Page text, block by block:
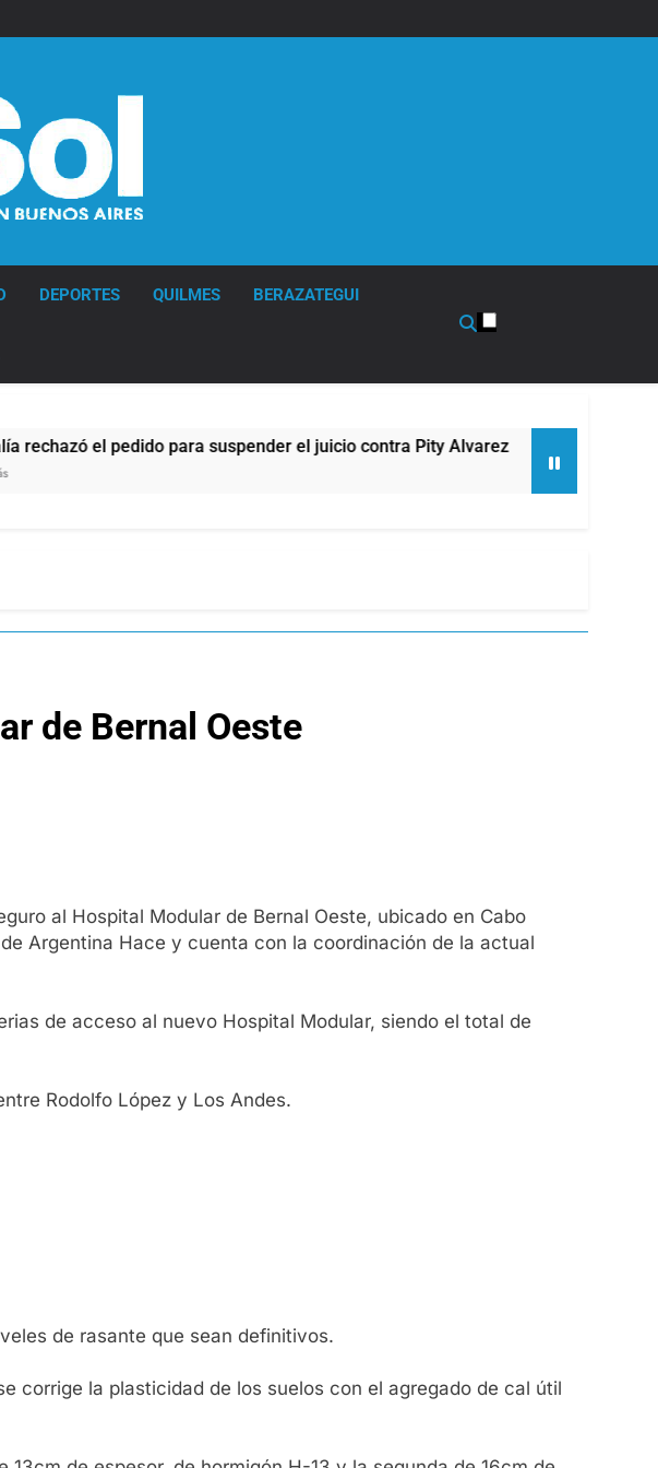
DEPORTES QUILMES BERAZATEGUI
el pedido para suspender el juicio contra Pity Alvarez
de Bernal Oeste
al Hospital Modular de Bernal Oeste, ubicado en Cabo
Argentina Hace y cuenta con la coordinación de la actual
de acceso al nuevo Hospital Modular, siendo el total de
Rodolfo López y Los Andes.
de rasante que sean definitivos.
corrige la plasticidad de los suelos con el agregado de cal útil